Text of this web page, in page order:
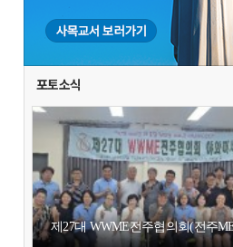
포토소식
제27대 WWME전주협의회(전주